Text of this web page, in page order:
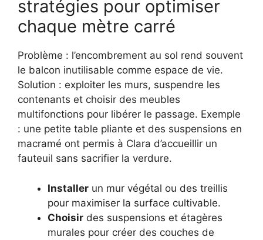
stratégies pour optimiser
chaque mètre carré
Problème : l’encombrement au sol rend souvent
le balcon inutilisable comme espace de vie.
Solution : exploiter les murs, suspendre les
contenants et choisir des meubles
multifonctions pour libérer le passage. Exemple
: une petite table pliante et des suspensions en
macramé ont permis à Clara d’accueillir un
fauteuil sans sacrifier la verdure.
Installer un mur végétal ou des treillis
pour maximiser la surface cultivable.
Choisir des suspensions et étagères
murales pour créer des couches de